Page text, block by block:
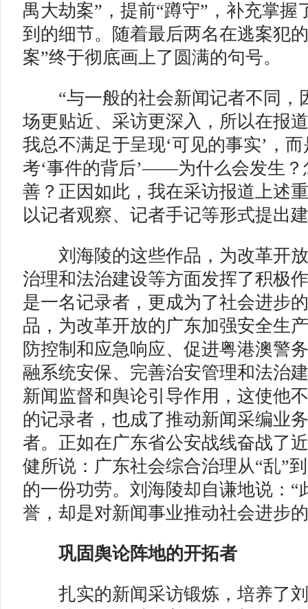
禺大劫案”，提前“蹲守”，补充掌握
到的细节。随着最后两名在逃案犯
案”终于彻底画上了圆满的句号。
“与一般的社会新闻记者不同，
场更贴近、采访更深入，所以在报
我总不满足于呈现‘可见的事实’，
考‘事件的背后’——为什么会发生？
善？正因如此，我在采访报道上述
以记者观察、记者手记等形式提出
刘海陵的这些作品，为改革开放
治理和法治建设等方面发挥了积极
是一名记录者，更成为了社会进步
品，为改革开放的广东加强安全生
防控制和应急响应、促进粤港澳警
融系统安保、完善治安管理和法治
新闻监督和舆论引导作用，这使他
的记录者，也成了推动新闻采编业
者。正如在广东省公安战线奋战了
健所说：广东社会综合治理从“乱”
的一份功劳。刘海陵却自谦地说：“
誉，却是对新闻事业推动社会进步
巩固舆论阵地的开拓者
扎实的新闻采访锻炼，培养了刘